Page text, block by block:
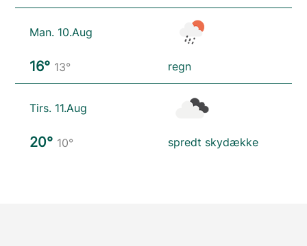
Man. 10.Aug
16° 13° regn
Tirs. 11.Aug
20° 10° spredt skydække